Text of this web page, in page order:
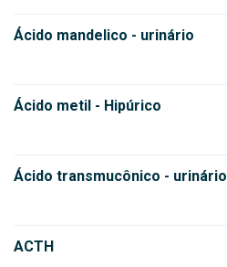
Ácido mandelico - urinário
Ácido metil - Hipúrico
Ácido transmucônico - urinário
ACTH